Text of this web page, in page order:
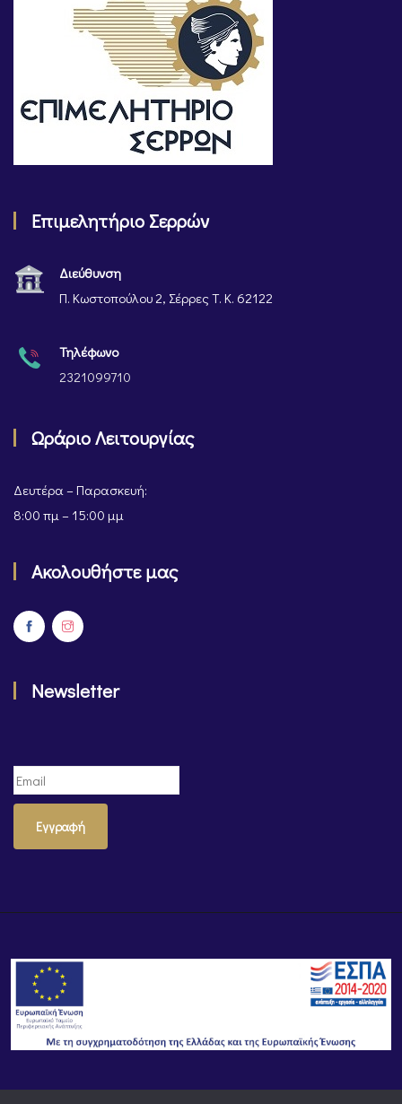
Επιμελητήριο Σερρών
Διεύθυνση
Π. Κωστοπούλου 2, Σέρρες Τ. Κ. 62122
Τηλέφωνο
2321099710
Ωράριο Λειτουργίας
Δευτέρα – Παρασκευή:
8:00 πμ – 15:00 μμ
Ακολουθήστε μας
Newsletter
Εγγραφή